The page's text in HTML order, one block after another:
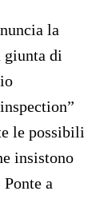
la
giunta di
le possibili
insistono
a